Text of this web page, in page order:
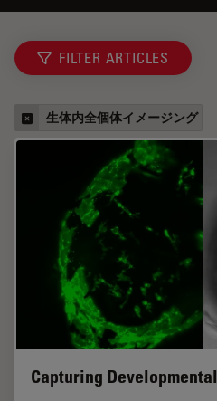
FILTER ARTICLES
生体内全個体イメージング
Capturing